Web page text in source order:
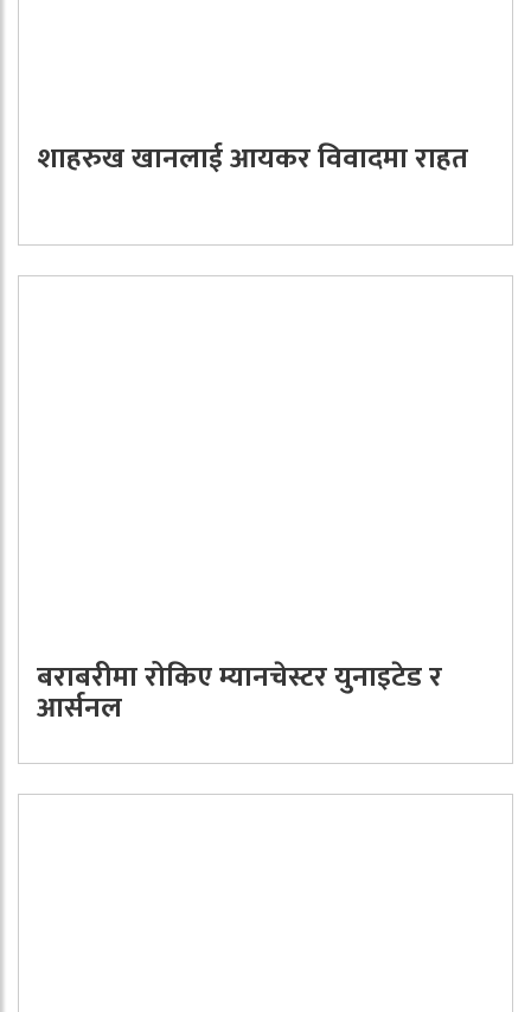
शाहरुख खानलाई आयकर विवादमा राहत
बराबरीमा रोकिए म्यानचेस्टर युनाइटेड र
आर्सनल